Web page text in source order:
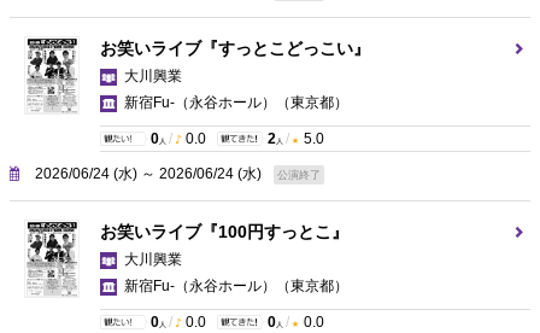
お笑いライブ『すっとこどっこい』
大川興業
新宿Fu-（永谷ホール）
（東京都）
0 人 / 0.0 2 人 / 5.0
2026/06/24 (水) ～ 2026/06/24 (水) 公演終了
お笑いライブ『100円すっとこ』
大川興業
新宿Fu-（永谷ホール）
（東京都）
0 人 / 0.0 0 人 / 0.0